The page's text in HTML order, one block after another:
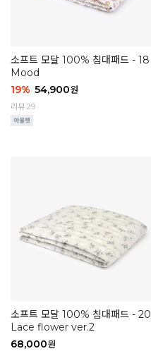
소프트 모달 100% 침대패드 - 18
Mood
19% 54,900원
리뷰 29
소프트 모달 100% 침대패드 - 20
Lace flower ver.2
68,000원